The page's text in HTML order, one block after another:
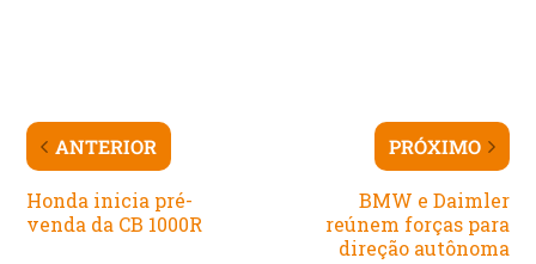
ANTERIOR
Honda inicia pré-
venda da CB 1000R
PRÓXIMO
BMW e Daimler
reúnem forças para
direção autônoma